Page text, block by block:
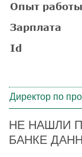
Опыт работы
Зарплата
Id
Директор по
НЕ НАШЛИ
БАНКЕ